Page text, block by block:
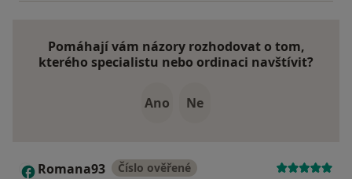
Pomáhají vám názory rozhodovat o tom,
kterého specialistu nebo ordinaci navštívit?
Ano Ne
R Romana93 Číslo ověřené